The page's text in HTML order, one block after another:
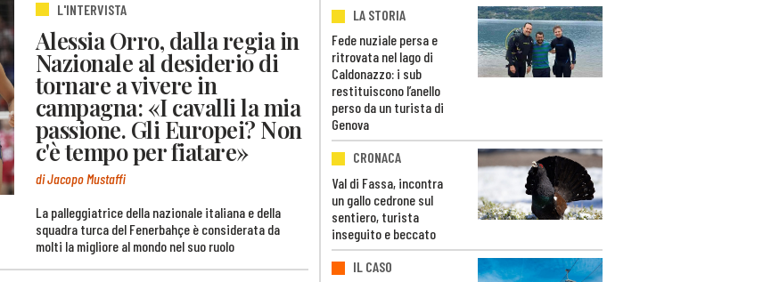
L'INTERVISTA
Alessia Orro, dalla regia in
Nazionale al desiderio di
tornare a vivere in
campagna: «I cavalli la mia
passione. Gli Europei? Non
c'è tempo per fiatare»
di Jacopo Mustaffi
La palleggiatrice della nazionale italiana e della
squadra turca del Fenerbahçe è considerata da
molti la migliore al mondo nel suo ruolo
LA STORIA
Fede nuziale persa e
ritrovata nel lago di
Caldonazzo: i sub
restituiscono l’anello
perso da un turista di
Genova
CRONACA
Val di Fassa, incontra
un gallo cedrone sul
sentiero, turista
inseguito e beccato
IL CASO